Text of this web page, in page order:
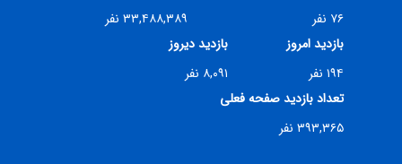
۷۶ نفر
۳۳,۴۸۸,۳۸۹ نفر
بازدید امروز
۱۹۴ نفر
بازدید دیروز
۸,۰۹۱ نفر
تعداد بازدید صفحه فعلی
۳۹۳,۳۶۵ نفر